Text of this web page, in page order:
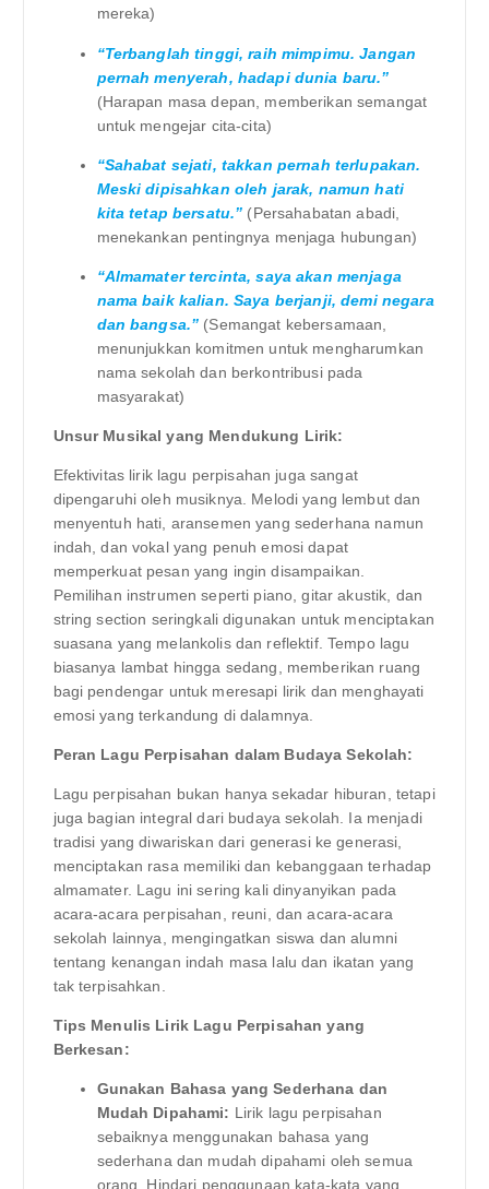
mereka)
“Terbanglah tinggi, raih mimpimu. Jangan
pernah menyerah, hadapi dunia baru.”
(Harapan masa depan, memberikan semangat
untuk mengejar cita-cita)
“Sahabat sejati, takkan pernah terlupakan.
Meski dipisahkan oleh jarak, namun hati
kita tetap bersatu.” (Persahabatan abadi,
menekankan pentingnya menjaga hubungan)
“Almamater tercinta, saya akan menjaga
nama baik kalian. Saya berjanji, demi negara
dan bangsa.” (Semangat kebersamaan,
menunjukkan komitmen untuk mengharumkan
nama sekolah dan berkontribusi pada
masyarakat)
Unsur Musikal yang Mendukung Lirik:
Efektivitas lirik lagu perpisahan juga sangat
dipengaruhi oleh musiknya. Melodi yang lembut dan
menyentuh hati, aransemen yang sederhana namun
indah, dan vokal yang penuh emosi dapat
memperkuat pesan yang ingin disampaikan.
Pemilihan instrumen seperti piano, gitar akustik, dan
string section seringkali digunakan untuk menciptakan
suasana yang melankolis dan reflektif. Tempo lagu
biasanya lambat hingga sedang, memberikan ruang
bagi pendengar untuk meresapi lirik dan menghayati
emosi yang terkandung di dalamnya.
Peran Lagu Perpisahan dalam Budaya Sekolah:
Lagu perpisahan bukan hanya sekadar hiburan, tetapi
juga bagian integral dari budaya sekolah. Ia menjadi
tradisi yang diwariskan dari generasi ke generasi,
menciptakan rasa memiliki dan kebanggaan terhadap
almamater. Lagu ini sering kali dinyanyikan pada
acara-acara perpisahan, reuni, dan acara-acara
sekolah lainnya, mengingatkan siswa dan alumni
tentang kenangan indah masa lalu dan ikatan yang
tak terpisahkan.
Tips Menulis Lirik Lagu Perpisahan yang
Berkesan:
Gunakan Bahasa yang Sederhana dan
Mudah Dipahami: Lirik lagu perpisahan
sebaiknya menggunakan bahasa yang
sederhana dan mudah dipahami oleh semua
orang. Hindari penggunaan kata-kata yang